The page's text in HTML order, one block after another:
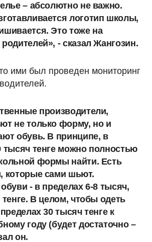
– абсолютно не важно.
логотип школы,
Это тоже на
- сказал Жангозин.
ими был проведен мониторинг
производители,
не только форму, но и
обувь. В принципе, в
тысяч тенге можно полностью
формы найти. Есть
которые сами шьют.
- в пределах 6-8 тысяч,
В целом, чтобы одеть
30 тысяч тенге к
году (будет достаточно –
он.